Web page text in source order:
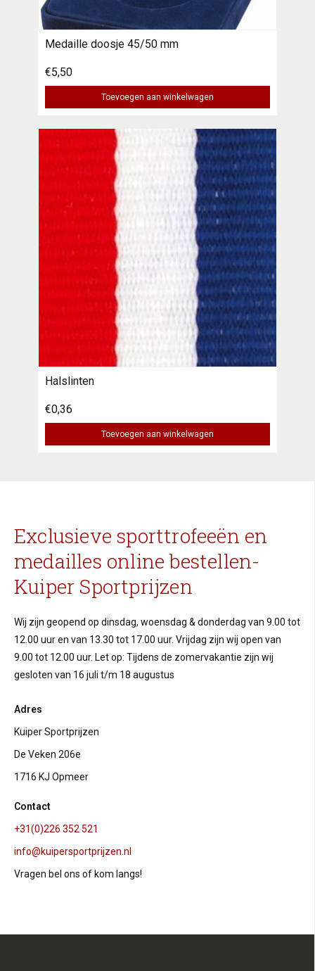
Medaille doosje 45/50 mm
€5,50
Toevoegen aan winkelwagen
Halslinten
€0,36
Toevoegen aan winkelwagen
Exclusieve sporttrofeeën en
medailles online bestellen-
Kuiper Sportprijzen
Wij zijn geopend op dinsdag, woensdag & donderdag van 9.00 tot
12.00 uur en van 13.30 tot 17.00 uur. Vrijdag zijn wij open van
9.00 tot 12.00 uur. Let op: Tijdens de zomervakantie zijn wij
gesloten van 16 juli t/m 18 augustus
Adres
Kuiper Sportprijzen
De Veken 206e
1716 KJ Opmeer
Contact
+31(0)226 352 521
info@kuipersportprijzen.nl
Vragen bel ons of kom langs!